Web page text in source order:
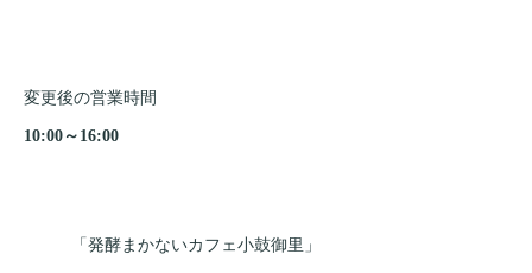
変更後の営業時間
10:00～16:00
「発酵まかないカフェ小鼓御里」